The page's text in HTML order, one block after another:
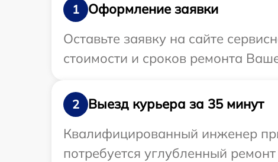
1
Оформление заявки
Оставьте заявку на сайте
стоимости и сроков ремонта
2
Выезд курьера за 35 минут
Квалифицированный инженер
потребуется углубленный